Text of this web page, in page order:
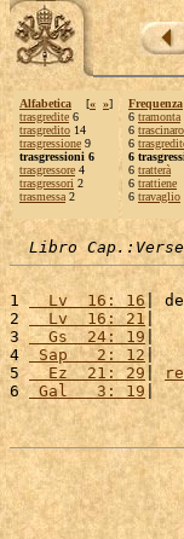
Alfabetica [« »]
trasgredite 6
trasgredito 14
trasgressione 9
trasgressioni 6
trasgressore 4
trasgressori 2
trasmessa 2
Frequenza
6 tramonta
6
6
6
6 tratterà
6 trattiene
6 travaglio
Libro
1
  Lv  16: 16
|
2
  Lv  16: 21
3
  Gs  24: 19
|
4
Sap   2: 12|
5
  Ez  21: 29
|
6 Gal   3: 19 |